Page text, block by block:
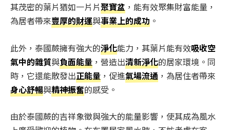
其茂密的葉片猶如一片片聚寶盆 ，能有效聚集財富能量，
為居者帶來豐厚的財運與事業上的成功 。
此外，泰國蕨擁有強大的淨化能力，其葉片能有效吸收空
氣中的雜質與負面能量 ，營造出清新淨化的居家環境。同
時，它還能散發出正能量 ，促進氣場流通 ，為居住者帶來
身心舒暢與精神振奮的感受。
由於泰國蕨的吉祥象徵與強大的能量影響，使其成為風水